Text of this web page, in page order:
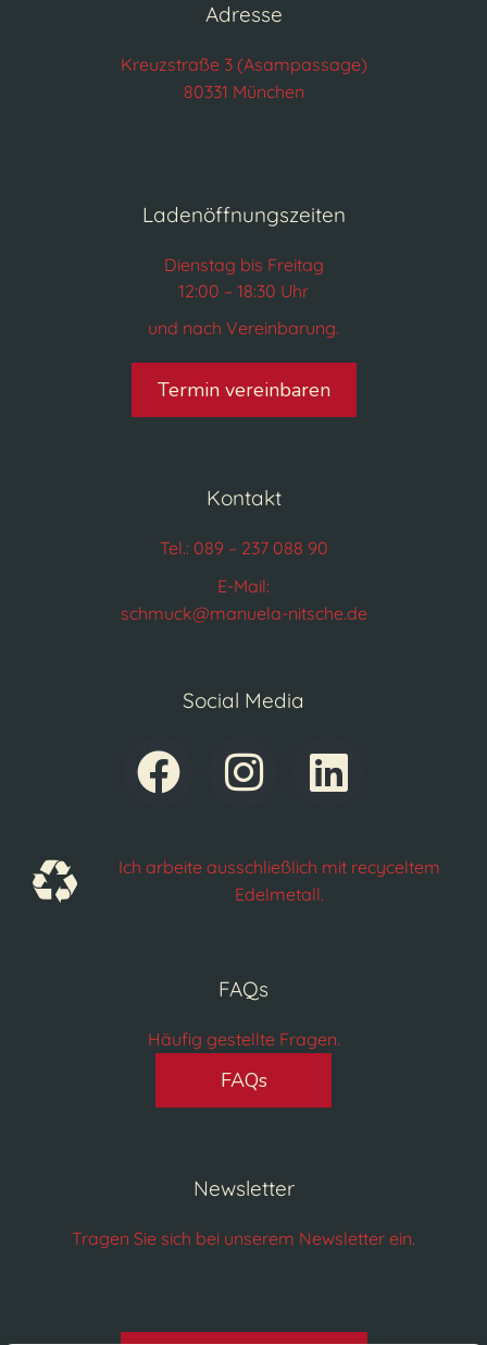
Adresse
Kreuzstraße 3 (Asampassage)
80331 München
Ladenöffnungszeiten
Dienstag bis Freitag
12:00 – 18:30 Uhr
und nach Vereinbarung.
Termin vereinbaren
Kontakt
Tel.: 089 – 237 088 90
E-Mail:
schmuck@manuela-nitsche.de
Social Media
Ich arbeite ausschließlich mit recyceltem
Edelmetall.
FAQs
Häufig gestellte Fragen.
FAQs
Newsletter
Tragen Sie sich bei unserem Newsletter ein.